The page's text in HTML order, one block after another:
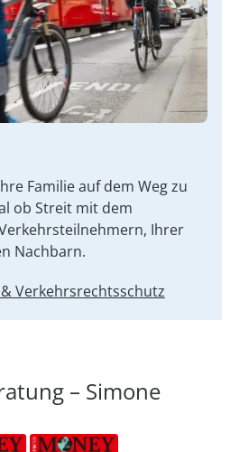
Familie auf dem Weg zu
ob Streit mit dem
Ihrer
Nachbarn.
Verkehrsrechtsschutz
– Simone